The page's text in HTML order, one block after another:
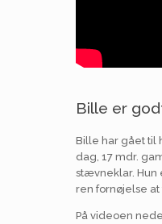
Bille er
Bille har gået til
dag, 17 mdr.
stævneklar. Hun
ren fornøjelse
På videoen